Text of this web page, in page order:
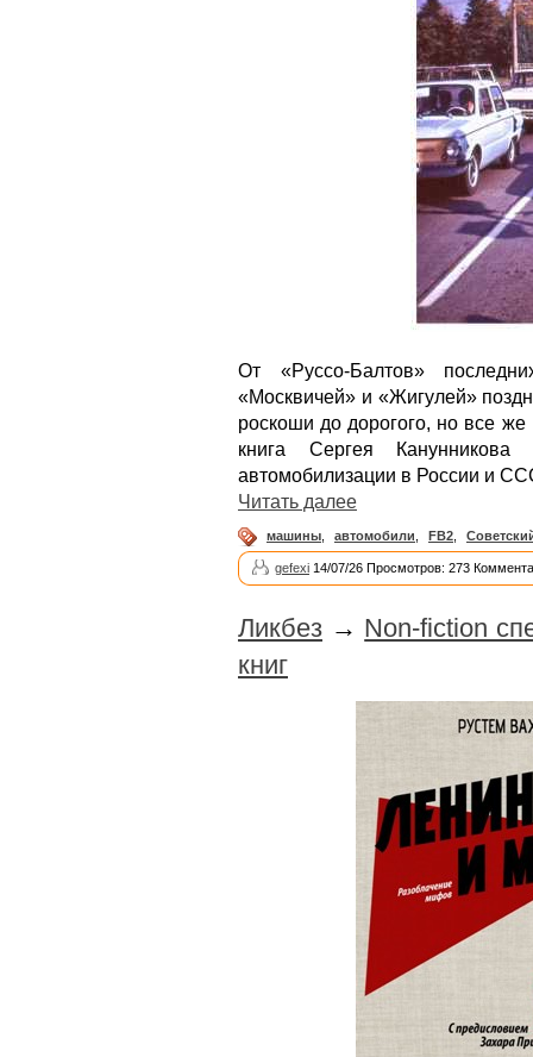
От «Руссо-Балтов»
«Москвичей» и «Жигулей»
роскоши до дорогого, но все
книга Сергея Канунникова
автомобилизации в России и
Читать далее
машины автомобили FB2
gefexi 14/07/26 Просмотров: 273
Ликбез → Non-fiction
книг